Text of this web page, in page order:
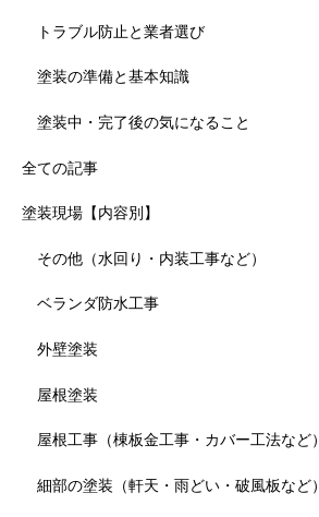
トラブル防止と業者選び
塗装の準備と基本知識
塗装中・完了後の気になること
全ての記事
塗装現場【内容別】
その他（水回り・内装工事など）
ベランダ防水工事
外壁塗装
屋根塗装
屋根工事（棟板金工事・カバー工法など）
細部の塗装（軒天・雨どい・破風板など）